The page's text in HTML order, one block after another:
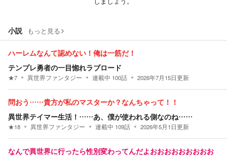
小説 もっと見る
ハーレムなんて認めない！俺は一筋だ！
テンプレ勇者の一目惚れラブロード
★7 異世界ファンタジー 連載中 100話 2026年7月15日更新
問おう……貴方が私のマスターか？なんちゃって！！
異世界テイマー生活！……あ、僕が使われる側なのね……
★18 異世界ファンタジー 連載中 109話 2026年5月1日更新
なんで異世界に行ったら性別変わってんだよおおおおおおおおお